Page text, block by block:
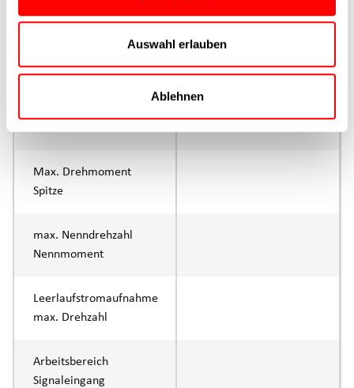
Auswahl erlauben
Ablehnen
Parametrierung
Max. Drehmoment
Spitze
max. Nenndrehzahl
Nennmoment
Leerlaufstromaufnahme
max. Drehzahl
Arbeitsbereich
Signaleingang